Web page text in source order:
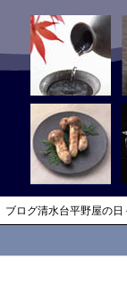
ブログ清水台平野屋の日